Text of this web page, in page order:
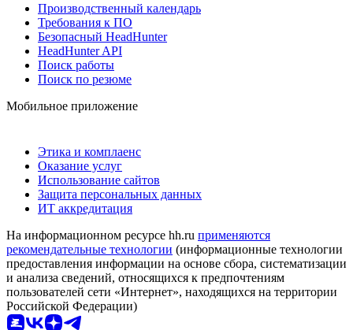
Производственный календарь
Требования к ПО
Безопасный HeadHunter
HeadHunter API
Поиск работы
Поиск по резюме
Мобильное приложение
Этика и комплаенс
Оказание услуг
Использование сайтов
Защита персональных данных
ИТ аккредитация
На информационном ресурсе hh.ru применяются
рекомендательные технологии (информационные технологии
предоставления информации на основе сбора, систематизации
и анализа сведений, относящихся к предпочтениям
пользователей сети «Интернет», находящихся на территории
Российской Федерации)